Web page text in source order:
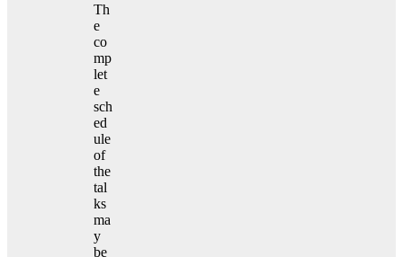
Th
e
co
mp
let
e
sch
ed
ule
of
the
tal
ks
ma
y
be